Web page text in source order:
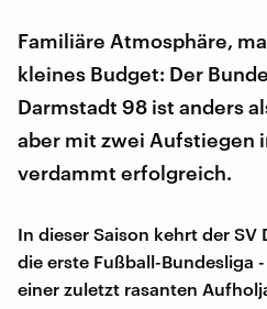
Familiäre Atmosphäre,
kleines Budget: Der
Darmstadt 98 ist anders
aber mit zwei Aufstiegen
verdammt erfolgreich.
In dieser Saison kehrt der
die erste Fußball-Bundesliga
einer zuletzt rasanten